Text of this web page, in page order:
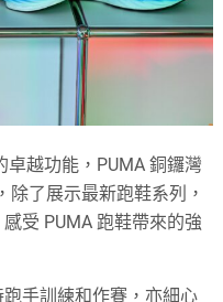
卓越功能，PUMA 銅鑼灣
除了展示最新跑鞋系列，
受 PUMA 跑鞋帶來的強
手訓練和作賽，亦細心